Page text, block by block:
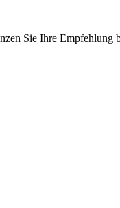
Sie Ihre Empfehlung